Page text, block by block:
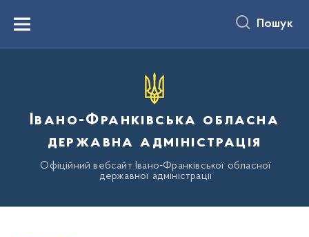
вмістуMenu Пошук
Івано-Франківська обласна
державна адміністрація
Офіційний вебсайт Івано-Франківської обласної
державної адміністрації